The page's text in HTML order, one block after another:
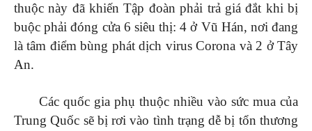
thuộc này đã khiến Tập đoàn phải trả giá đắt khi bị
buộc phải đóng cửa 6 siêu thị: 4 ở Vũ Hán, nơi đang
là tâm điểm bùng phát dịch virus Corona và 2 ở Tây
An.
Các quốc gia phụ thuộc nhiều vào sức mua của
Trung Quốc sẽ bị rơi vào tình trạng dễ bị tổn thương